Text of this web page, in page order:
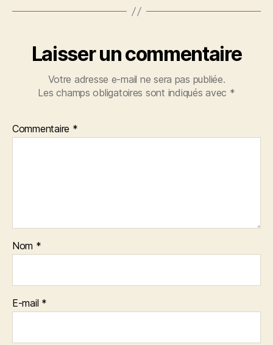
Laisser un commentaire
Votre adresse e-mail ne sera pas publiée.
Les champs obligatoires sont indiqués avec *
Commentaire *
Nom *
E-mail *